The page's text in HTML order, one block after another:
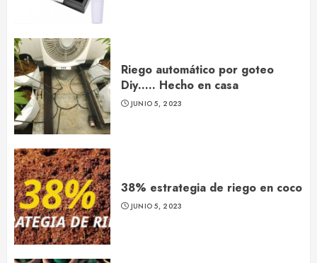
Riego automático por goteo
Diy….. Hecho en casa
JUNIO 5, 2023
38% estrategia de riego en coco
JUNIO 5, 2023